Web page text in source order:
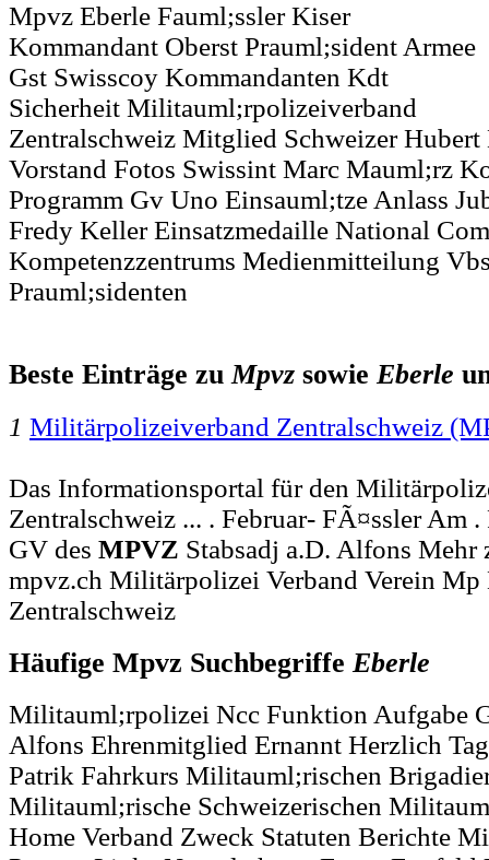
Mpvz Eberle Fauml;ssler Kiser
Kommandant Oberst Prauml;sident Armee
Gst Swisscoy Kommandanten Kdt
Sicherheit Militauml;rpolizeiverband
Zentralschweiz Mitglied Schweizer
Vorstand Fotos Swissint Marc Mauml;rz
Programm Gv Uno Einsauml;tze Anlass
Fredy Keller Einsatzmedaille National
Kompetenzzentrums Medienmitteilung
Prauml;sidenten
Beste Einträge zuMpvz sowieEberle
1 Militärpolizeiverband Zentralschweiz
Das Informationsportal für den
Zentralschweiz ... . Februar- FÃ¤ssler Am .
GV des MPVZ Stabsadj a.D. Alfons Mehr
mpvz.ch Militärpolizei Verband Verein
Zentralschweiz
Häufige Mpvz Suchbegriffe Eberle
Militauml;rpolizei Ncc Funktion Aufgabe
Alfons Ehrenmitglied Ernannt Herzlich
Patrik Fahrkurs Militauml;rischen
Militauml;rische Schweizerischen
Home Verband Zweck Statuten Berichte